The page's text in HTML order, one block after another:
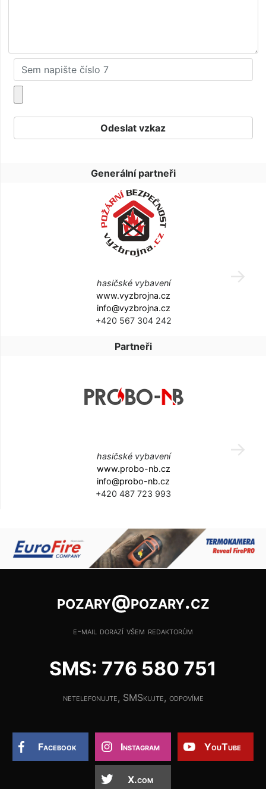
Generální partneři
hasičské vybavení
www.vyzbrojna.cz
info@vyzbrojna.cz
+420 567 304 242
Partneři
hasičské vybavení
www.probo-nb.cz
info@probo-nb.cz
+420 487 723 993
pozary@pozary.cz
e-mail dorazí všem redaktorům
SMS: 776 580 751
netelefonujte, SMSkujte, odpovíme
Facebook Instagram YouTube
X.com